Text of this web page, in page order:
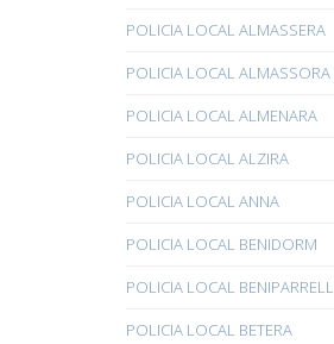
POLICIA LOCAL ALMASSERA
POLICIA LOCAL ALMASSORA
POLICIA LOCAL ALMENARA
POLICIA LOCAL ALZIRA
POLICIA LOCAL ANNA
POLICIA LOCAL BENIDORM
POLICIA LOCAL BENIPARRELL
POLICIA LOCAL BETERA